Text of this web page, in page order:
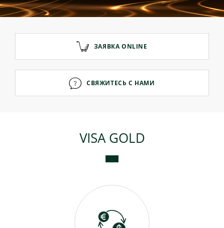
Потребительские кредиты
Ипотечные кредиты
ЗАЯВКА ONLINE
СВЯЖИТЕСЬ С НАМИ
VISA GOLD